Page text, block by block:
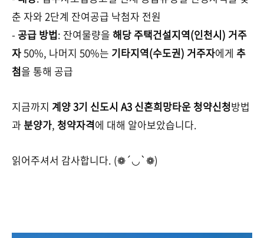
춘 자와 2단계 잔여공급 낙첨자 전원
- 공급 방법: 잔여물량을 해당 주택건설지역(인천시) 거주
자50%, 나머지 50%는 기타지역(수도권) 거주자에게 추
첨을 통해 공급
지금까지 계양 3기 신도시 A3 신혼희망타운 청약신청방법
과 분양가, 청약자격에 대해 알아보았습니다.
읽어주셔서 감사합니다. (❁´◡`❁)